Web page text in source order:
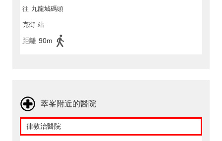
往 九龍城碼頭
克街 站
距離 90m
萃峯附近的醫院
律敦治醫院